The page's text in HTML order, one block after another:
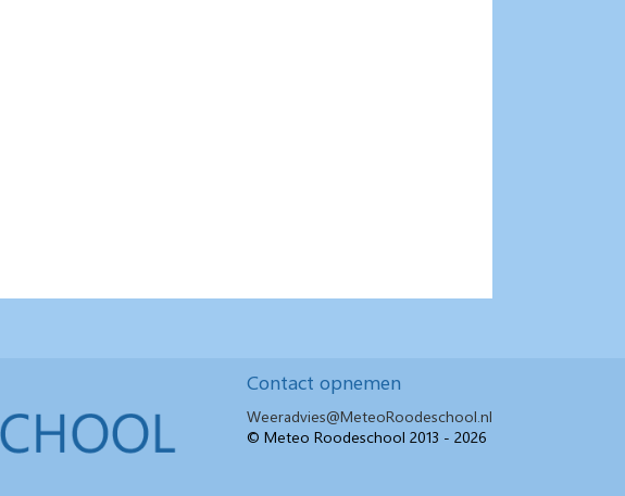
Contact opnemen
Weeradvies@MeteoRoodeschool.nl
© Meteo Roodeschool 2013 - 2026